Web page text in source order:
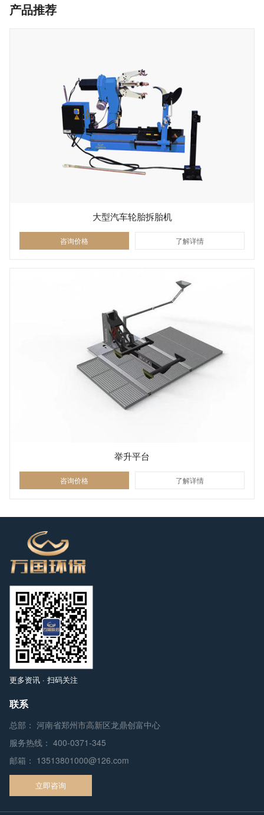
产品推荐
大型汽车轮胎拆胎机
咨询价格 了解详情
举升平台
咨询价格 了解详情
更多资讯 · 扫码关注
联系
总部： 河南省郑州市高新区龙鼎创富中心
服务热线： 400-0371-345
邮箱： 13513801000@126.com
立即咨询